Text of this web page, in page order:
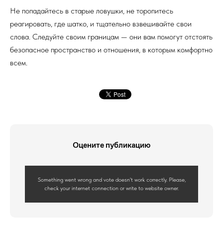
Не попадайтесь в старые ловушки, не торопитесь
реагировать, где шатко, и тщательно взвешивайте свои
слова. Следуйте своим границам — они вам помогут отстоять
безопасное пространство и отношения, в которым комфортно
всем.
Оцените публикацию
Something went wrong and vote doesn't work correctly. Please,
check your internet connection or write to website owner.